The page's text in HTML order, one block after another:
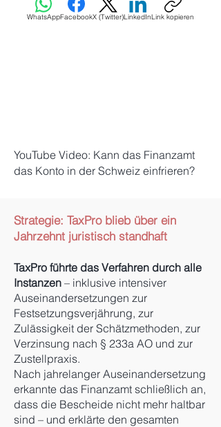
WhatsAppFacebookX (Twitter)LinkedInLink kopieren
YouTube Video: Kann das Finanzamt
das Konto in der Schweiz einfrieren?
Strategie: TaxPro blieb über ein
Jahrzehnt juristisch standhaft
TaxPro führte das Verfahren durch alle
Instanzen – inklusive intensiver
Auseinandersetzungen zur
Festsetzungsverjährung, zur
Zulässigkeit der Schätzmethoden, zur
Verzinsung nach § 233a AO und zur
Zustellpraxis.
Nach jahrelanger Auseinandersetzung
erkannte das Finanzamt schließlich an,
dass die Bescheide nicht mehr haltbar
sind – und erklärte den gesamten